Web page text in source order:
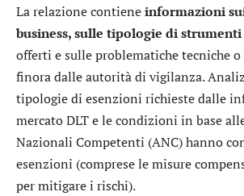
La relazione contieneinformazioni
business, sulle tipologie di strumenti
offerti e sulle problematiche tecniche
finora dalle autorità di vigilanza.
tipologie di esenzioni richieste dalle
mercato DLT e le condizioni in base
Nazionali Competenti (ANC) hanno
esenzioni (comprese le misure
per mitigare i rischi).